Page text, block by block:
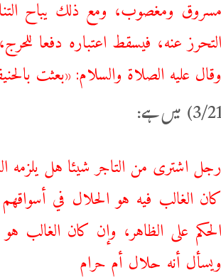
التحرز عنه، فيسقط اعتباره دفعا
وقال عليه الصلاة والسلام: «بعثت
‌رجل ‌اشترى ‌من ‌التاجر شيئا هل يلزمه
كان الغالب فيه هو الحلال في
الحكم على الظاهر، وإن كان الغالب
ويسأل أنه حلال أم حرام